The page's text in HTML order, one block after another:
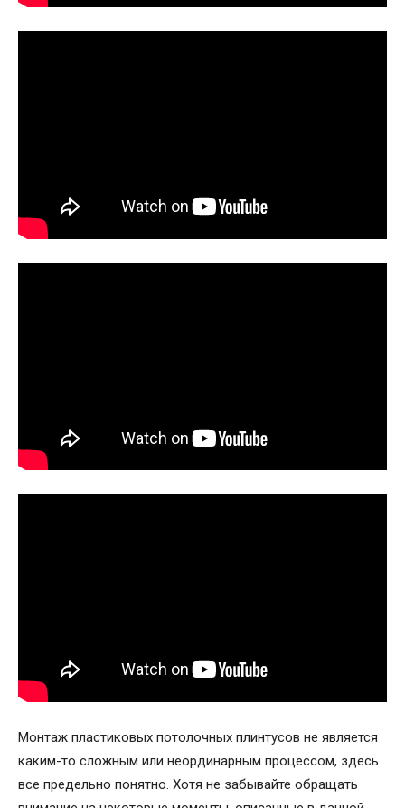
Монтаж пластиковых потолочных плинтусов не является
каким-то сложным или неординарным процессом, здесь
все предельно понятно. Хотя не забывайте обращать